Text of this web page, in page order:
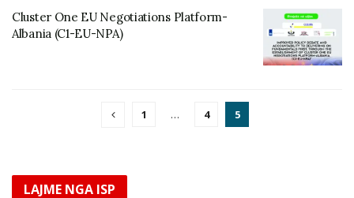
Cluster One EU Negotiations Platform-
Albania (C1-EU-NPA)
1 … 4 5
LAJME NGA ISP